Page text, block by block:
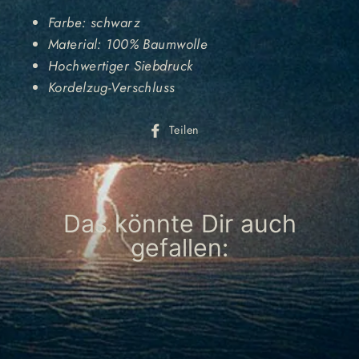
Farbe: schwarz
Material: 100% Baumwolle
Hochwertiger Siebdruck
Kordelzug-Verschluss
Teilen
Facebook
teilen
Das könnte Dir auch
gefallen: